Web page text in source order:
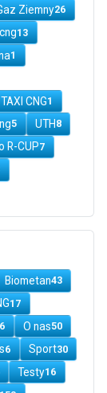
Ziemny26
13
1
TAXI CNG1
5 UTH8
R-CUP7
Biometan43
17
O nas50
6 Sport30
Testy16